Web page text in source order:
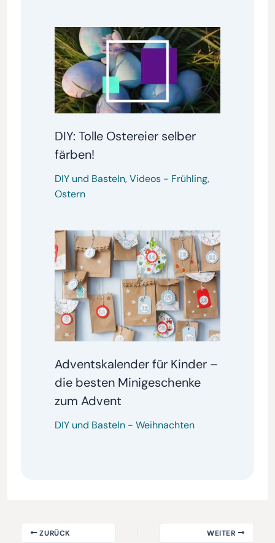
DIY: Tolle Ostereier selber
färben!
DIY und Basteln,Videos- Frühling,
Ostern
Adventskalender für Kinder –
die besten Minigeschenke
zum Advent
DIY und Basteln- Weihnachten
ZURÜCK WEITER